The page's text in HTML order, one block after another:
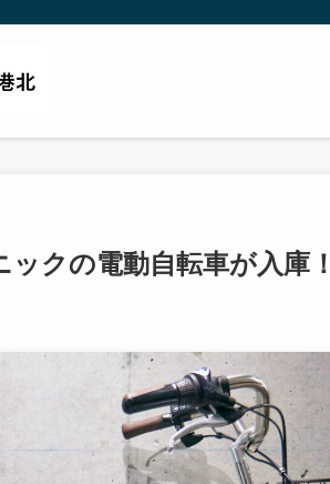
クの電動自転車が入庫！